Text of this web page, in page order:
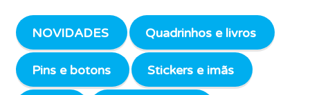
NOVIDADES Quadrinhos e livros
Pins e botons Stickers e imãs